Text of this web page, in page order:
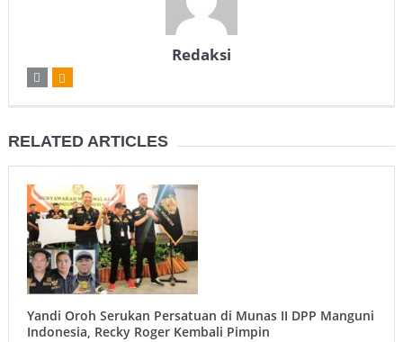
Redaksi
RELATED ARTICLES
Yandi Oroh Serukan Persatuan di Munas II DPP Manguni
Indonesia, Recky Roger Kembali Pimpin